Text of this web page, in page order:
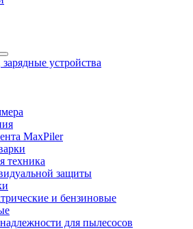
устройства
MaxPiler
техника
защиты
и бензиновые
для пылесосов